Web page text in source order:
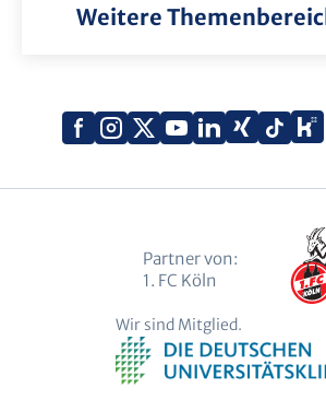
Weitere
Facebook
Instagram
X
YouTube
LinkedIn
Xing
Partner von:
1. FC Köln
Wir sind Mitglied.